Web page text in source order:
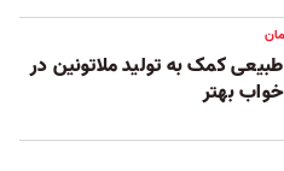
کمک به تولید ملاتونین در
بهتر